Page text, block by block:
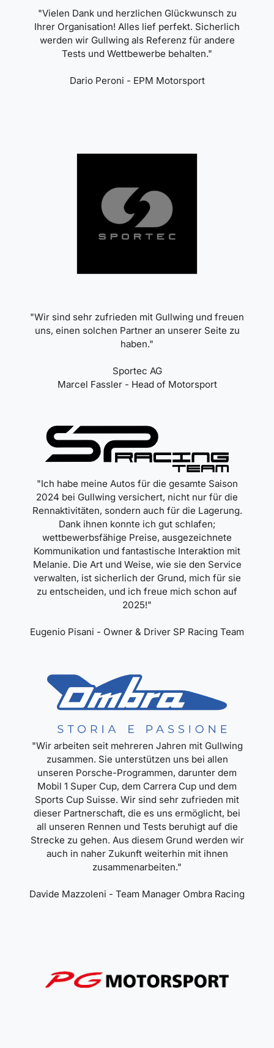
"Vielen Dank und herzlichen Glückwunsch zu
Ihrer Organisation! Alles lief perfekt. Sicherlich
werden wir Gullwing als Referenz für andere
Tests und Wettbewerbe behalten."
Dario Peroni - EPM Motorsport
"Wir sind sehr zufrieden mit Gullwing und freuen
uns, einen solchen Partner an unserer Seite zu
haben."
Sportec AG
Marcel Fassler - Head of Motorsport
"Ich habe meine Autos für die gesamte Saison
2024 bei Gullwing versichert, nicht nur für die
Rennaktivitäten, sondern auch für die Lagerung.
Dank ihnen konnte ich gut schlafen;
wettbewerbsfähige Preise, ausgezeichnete
Kommunikation und fantastische Interaktion mit
Melanie. Die Art und Weise, wie sie den Service
verwalten, ist sicherlich der Grund, mich für sie
zu entscheiden, und ich freue mich schon auf
2025!"
Eugenio Pisani - Owner & Driver SP Racing Team
"Wir arbeiten seit mehreren Jahren mit Gullwing
zusammen. Sie unterstützen uns bei allen
unseren Porsche-Programmen, darunter dem
Mobil 1 Super Cup, dem Carrera Cup und dem
Sports Cup Suisse. Wir sind sehr zufrieden mit
dieser Partnerschaft, die es uns ermöglicht, bei
all unseren Rennen und Tests beruhigt auf die
Strecke zu gehen. Aus diesem Grund werden wir
auch in naher Zukunft weiterhin mit ihnen
zusammenarbeiten."
Davide Mazzoleni - Team Manager Ombra Racing